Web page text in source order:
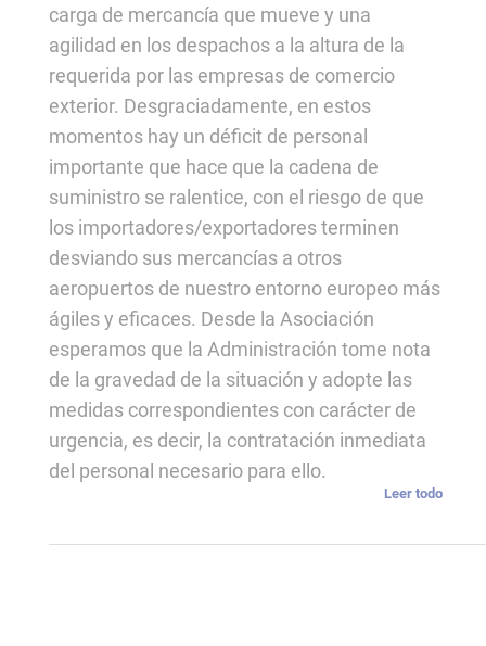
carga de mercancía que mueve y una
agilidad en los despachos a la altura de la
requerida por las empresas de comercio
exterior. Desgraciadamente, en estos
momentos hay un déficit de personal
importante que hace que la cadena de
suministro se ralentice, con el riesgo de que
los importadores/exportadores terminen
desviando sus mercancías a otros
aeropuertos de nuestro entorno europeo más
ágiles y eficaces. Desde la Asociación
esperamos que la Administración tome nota
de la gravedad de la situación y adopte las
medidas correspondientes con carácter de
urgencia, es decir, la contratación inmediata
del personal necesario para ello.
Leer todo